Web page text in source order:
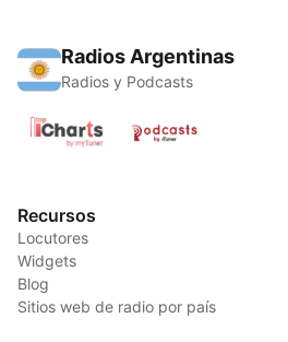
Radios Argentinas
Radios y Podcasts
Recursos
Locutores
Widgets
Blog
Sitios web de radio por país